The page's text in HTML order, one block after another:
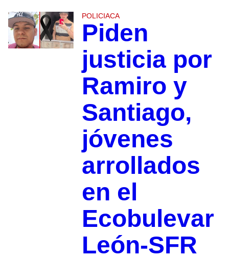
POLICIACA
Piden
justicia por
Ramiro y
Santiago,
jóvenes
arrollados
en el
Ecobulevar
León-SFR